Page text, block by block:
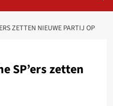
ZETTEN NIEUWE PARTIJ OP
SP’ers zetten